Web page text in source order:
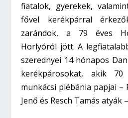
fiatalok, gyerekek,
fővel kerékpárral
zarándok, a 79 éves
Horlyóról jött. A
szerednyei 14 hónapos
kerékpárosokat, akik
munkácsi plébánia papjai –
Jenő és Resch Tamás atyák